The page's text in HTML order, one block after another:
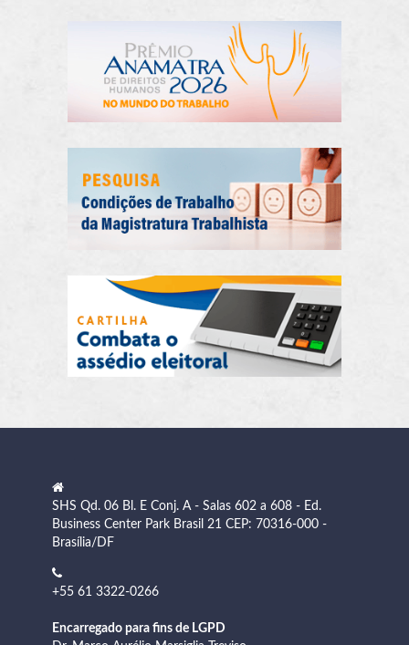
SHS Qd. 06 Bl. E Conj. A - Salas 602 a 608 - Ed.
Business Center Park Brasil 21 CEP: 70316-000 -
Brasília/DF
+55 61 3322-0266
Encarregado para fins de LGPD